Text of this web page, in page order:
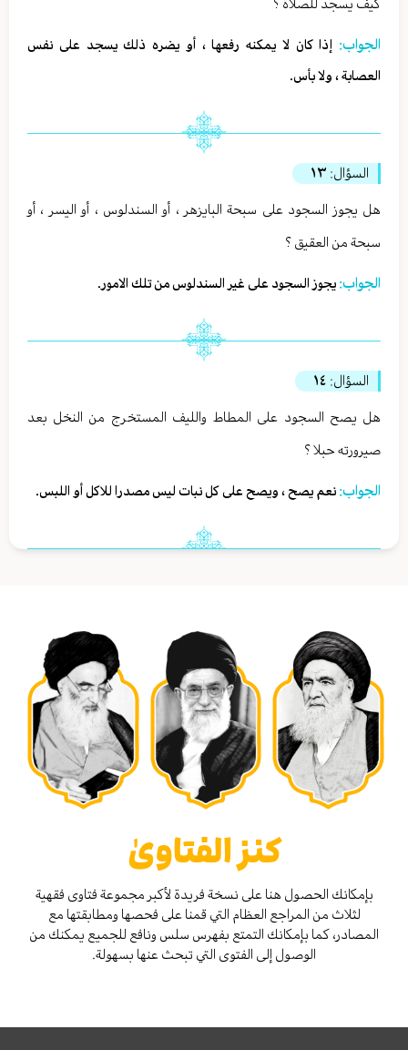
الجواب: إذا كان لا يمكنه رفعها ، أو يضره ذلك يسجد على نفس
العصابة ، ولا بأس.
السؤال: ١٣
هل يجوز السجود على سبحة البايزهر ، أو السندلوس ، أو اليسر ، أو
سبحة من العقيق ؟
الجواب: يجوز السجود على غير السندلوس من تلك الامور.
السؤال: ١٤
هل يصح السجود على المطاط والليف المستخرج من النخل بعد
صيرورته حبلا ؟
الجواب: نعم يصح ، ويصح على كل نبات ليس مصدرا للاكل أو اللبس.
كنز الفتاوىٰ
بإمكانك الحصول هنا على نسخة فريدة لأكبر مجموعة فتاوى فقهية
لثلاث من المراجع العظام التي قمنا على فحصها ومطابقتها مع
المصادر، كما بإمكانك التمتع بفهرس سلس ونافع للجميع يمكنك من
الوصول إلى الفتوى التي تبحث عنها بسهولة.